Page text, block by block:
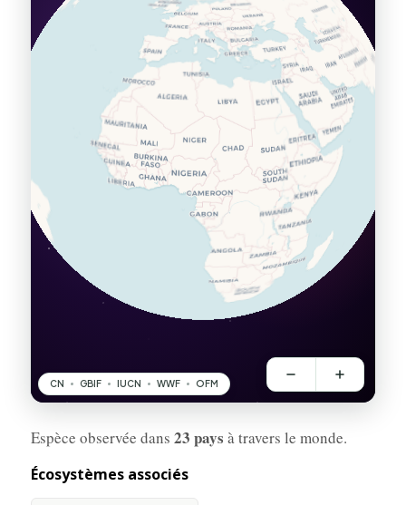
Espèce observée dans 23 pays à travers le monde.
Écosystèmes associés